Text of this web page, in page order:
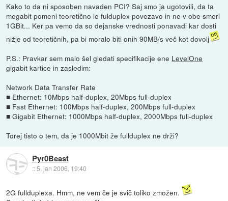
Kako to da ni sposoben navaden PCI? Saj smo ja ugotovili, da ta
megabit pomeni teoretično le fulduplex povezavo in ne v obe smeri
1GBit... Ker pa vemo da so dejanske vrednosti ponavadi kar dosti
nižje od teoretičnih, pa bi moralo biti onih 90MB/s več kot dovolj
P.S.: Pravkar sem malo šel gledati specifikacije ene LevelOne
gigabit kartice in zasledim:
Network Data Transfer Rate
■ Ethernet: 10Mbps half-duplex, 20Mbps full-duplex
■ Fast Ethernet: 100Mbps half-duplex, 200Mbps full-duplex
■ Gigabit Ethernet: 1000Mbps half-duplex, 2000Mbps full-duplex
Torej tisto o tem, da je 1000Mbit že fullduplex ne drži?
Pyr0Beast
::5. jan 2006, 19:40
2G fullduplexa. Hmm, ne vem če je svič toliko zmožen.